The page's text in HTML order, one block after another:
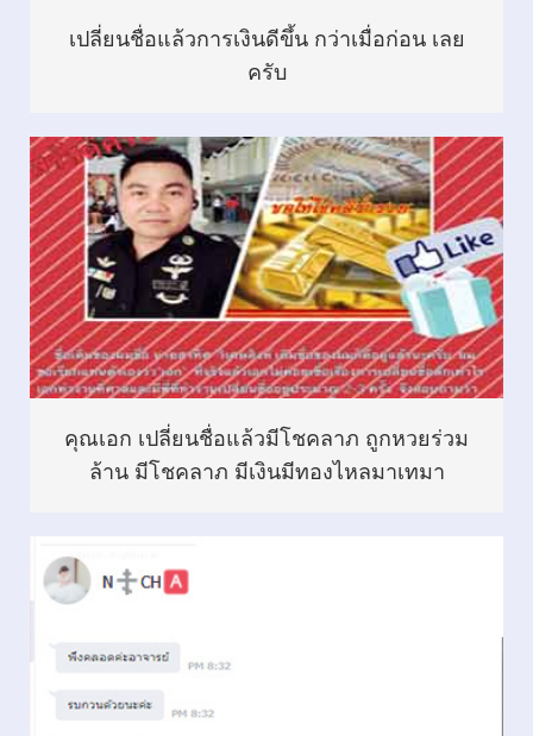
เปลี่ยนชื่อแล้วการเงินดีขึ้น กว่าเมื่อก่อน เลย
ครับ
คุณเอก เปลี่ยนชื่อแล้วมีโชคลาภ ถูกหวยร่วม
ล้าน มีโชคลาภ มีเงินมีทองไหลมาเทมา